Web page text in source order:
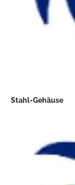
Stahl-Gehäuse